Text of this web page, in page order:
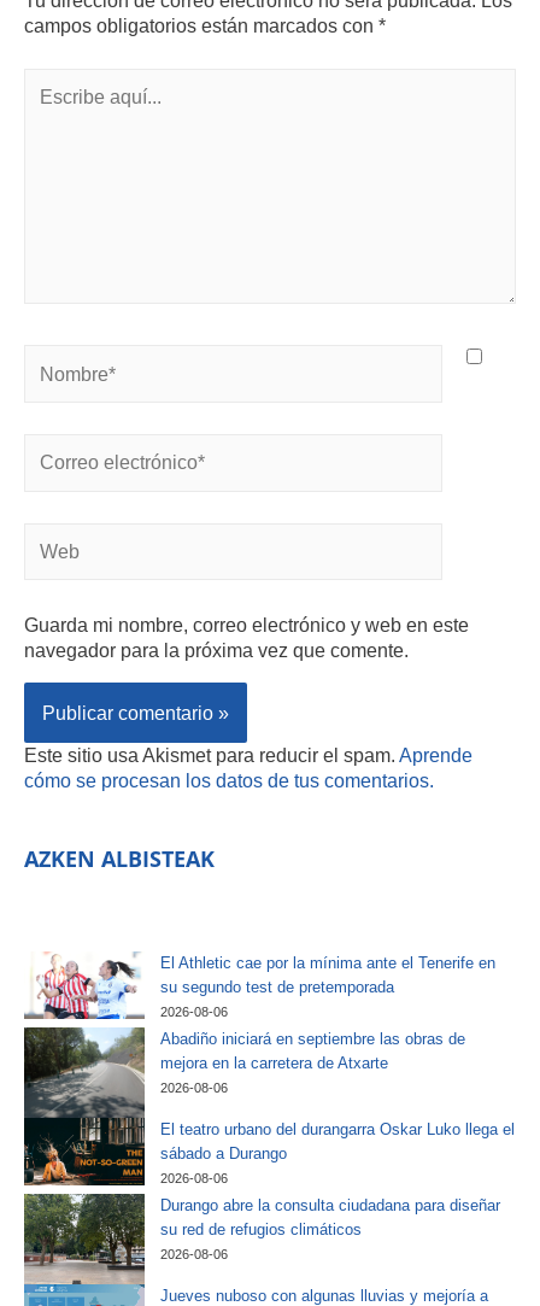
campos obligatorios están marcados con *
Guarda mi nombre, correo electrónico y web en este
navegador para la próxima vez que comente.
Este sitio usa Akismet para reducir el spam. Aprende
cómo se procesan los datos de tus comentarios.
AZKEN ALBISTEAK
El Athletic cae por la mínima ante el Tenerife en
su segundo test de pretemporada
2026-08-06
Abadiño iniciará en septiembre las obras de
mejora en la carretera de Atxarte
2026-08-06
El teatro urbano del durangarra Oskar Luko llega el
sábado a Durango
2026-08-06
Durango abre la consulta ciudadana para diseñar
su red de refugios climáticos
2026-08-06
Jueves nuboso con algunas lluvias y mejoría a